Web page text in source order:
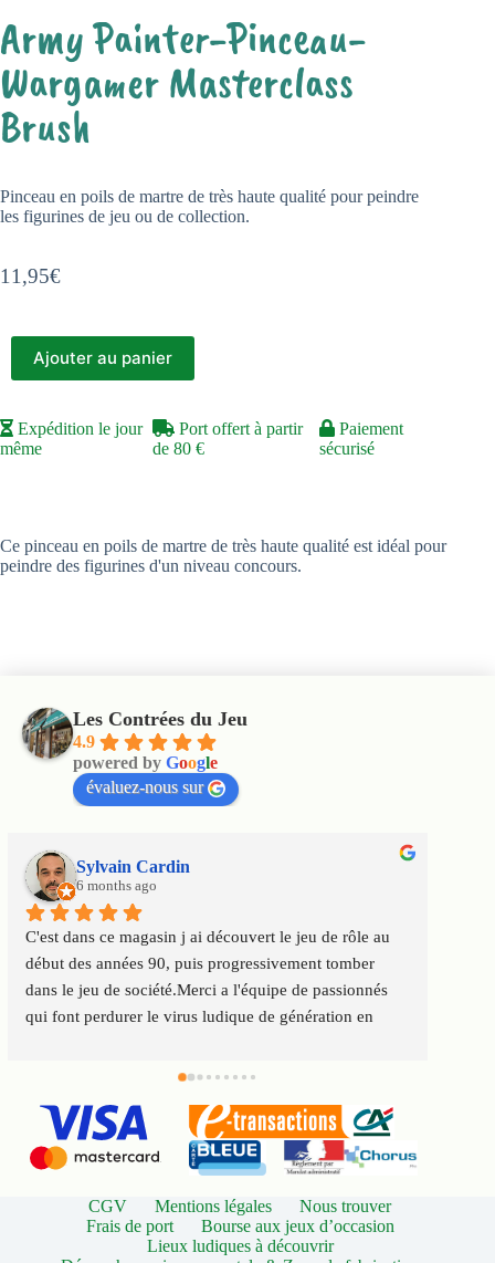
Army Painter-Pinceau-
Wargamer Masterclass
Brush
11,95€
Pinceau en poils de martre de très haute qualité pour peindre
les figurines de jeu ou de collection.
Ajouter au panier
Expédition le jour
même
Port offert à partir
de 80 €
Paiement
sécurisé
Ce pinceau en poils de martre de très haute qualité est idéal pour
peindre des figurines d'un niveau concours.
Les Contrées du Jeu
4.9
powered by Google
évaluez-nous sur
Sylvain Cardin
6 months ago
C'est dans ce magasin j ai découvert le jeu de rôle au
début des années 90, puis progressivement tomber
dans le jeu de société.Merci a l'équipe de passionnés
qui font perdurer le virus ludique de génération en
CGV Mentions légales
Nous trouver
Frais de port
Bourse aux jeux d’occasion
Lieux ludiques à découvrir